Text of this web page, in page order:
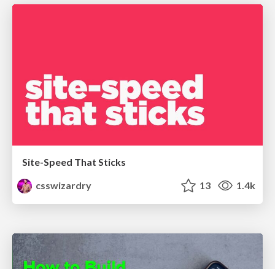
Site-Speed That Sticks
csswizardry
13 1.4k